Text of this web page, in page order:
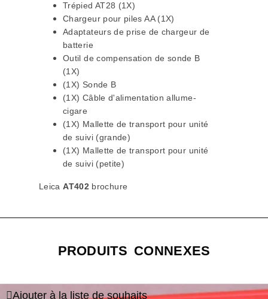
Trépied AT28 (1X)
Chargeur pour piles AA (1X)
Adaptateurs de prise de chargeur de
batterie
Outil de compensation de sonde B
(1X)
(1X) Sonde B
(1X) Câble d'alimentation allume-
cigare
(1X) Mallette de transport pour unité
de suivi (grande)
(1X) Mallette de transport pour unité
de suivi (petite)
LeicaAT402brochure
PRODUITS CONNEXES
Ajouter à la liste de souhaits